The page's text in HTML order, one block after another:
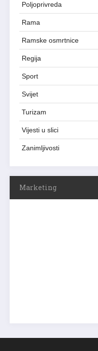
Poljoprivreda
Rama
Ramske osmrtnice
Regija
Sport
Svijet
Turizam
Vijesti u slici
Zanimljivosti
Marketing